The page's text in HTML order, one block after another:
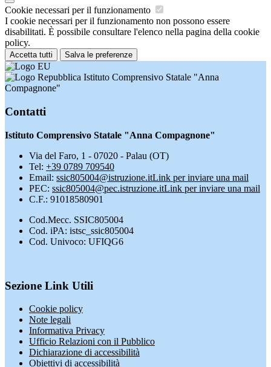
Cookie necessari per il funzionamento
I cookie necessari per il funzionamento non possono essere
disabilitati. È possibile consultare l'elenco nella pagina della cookie
policy.
Accetta tutti Salva le preferenze
Istituto Comprensivo Statale "Anna
Compagnone"
Contatti
Istituto Comprensivo Statale "Anna Compagnone"
Via del Faro, 1 - 07020 - Palau (OT)
Tel: +39 0789 709540
Email: ssic805004@istruzione.itLink per inviare una mail
PEC: ssic805004@pec.istruzione.itLink per inviare una mail
C.F.: 91018580901
Cod.Mecc. SSIC805004
Cod. iPA: istsc_ssic805004
Cod. Univoco: UFIQG6
Sezione Link Utili
Cookie policy
Note legali
Informativa Privacy
Ufficio Relazioni con il Pubblico
Dichiarazione di accessibilità
Obiettivi di accessibilità